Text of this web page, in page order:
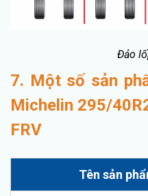
Đảo
7. Một số sản
Michelin 295/
FRV
Tên sản